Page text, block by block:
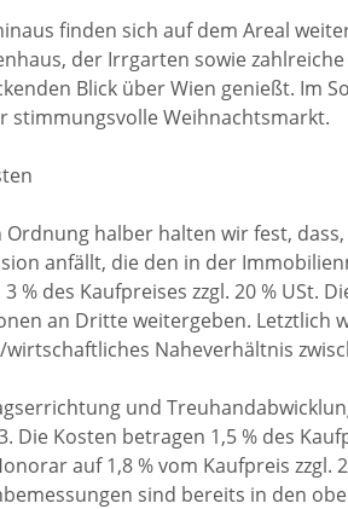
finden sich auf dem Areal
der Irrgarten sowie
Blick über Wien genießt. Im
stimmungsvolle Weihnachtsmarkt.
Ordnung halber halten wir fest,
anfällt, die den in der
3 % des Kaufpreises zzgl. 20 % USt.
an Dritte weitergeben. Letztlich
Naheverhältnis
und
Die Kosten betragen 1,5 % des
auf 1,8 % vom Kaufpreis
sind bereits in den